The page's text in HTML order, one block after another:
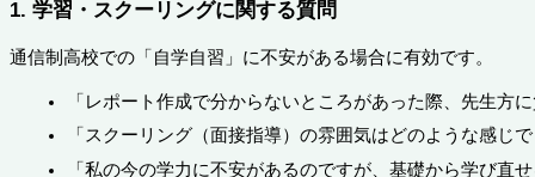
1. 学習・スクーリングに関する質問
通信制高校での「自学自習」に不安がある場合に有効です。
「レポート作成で分からないところがあった際、先生方
「スクーリング（面接指導）の雰囲気はどのような感じ
「私の今の学力に不安があるのですが、基礎から学び直